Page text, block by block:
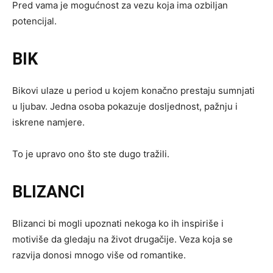
Pred vama je mogućnost za vezu koja ima ozbiljan
potencijal.
BIK
Bikovi ulaze u period u kojem konačno prestaju sumnjati
u ljubav. Jedna osoba pokazuje dosljednost, pažnju i
iskrene namjere.
To je upravo ono što ste dugo tražili.
BLIZANCI
Blizanci bi mogli upoznati nekoga ko ih inspiriše i
motiviše da gledaju na život drugačije. Veza koja se
razvija donosi mnogo više od romantike.